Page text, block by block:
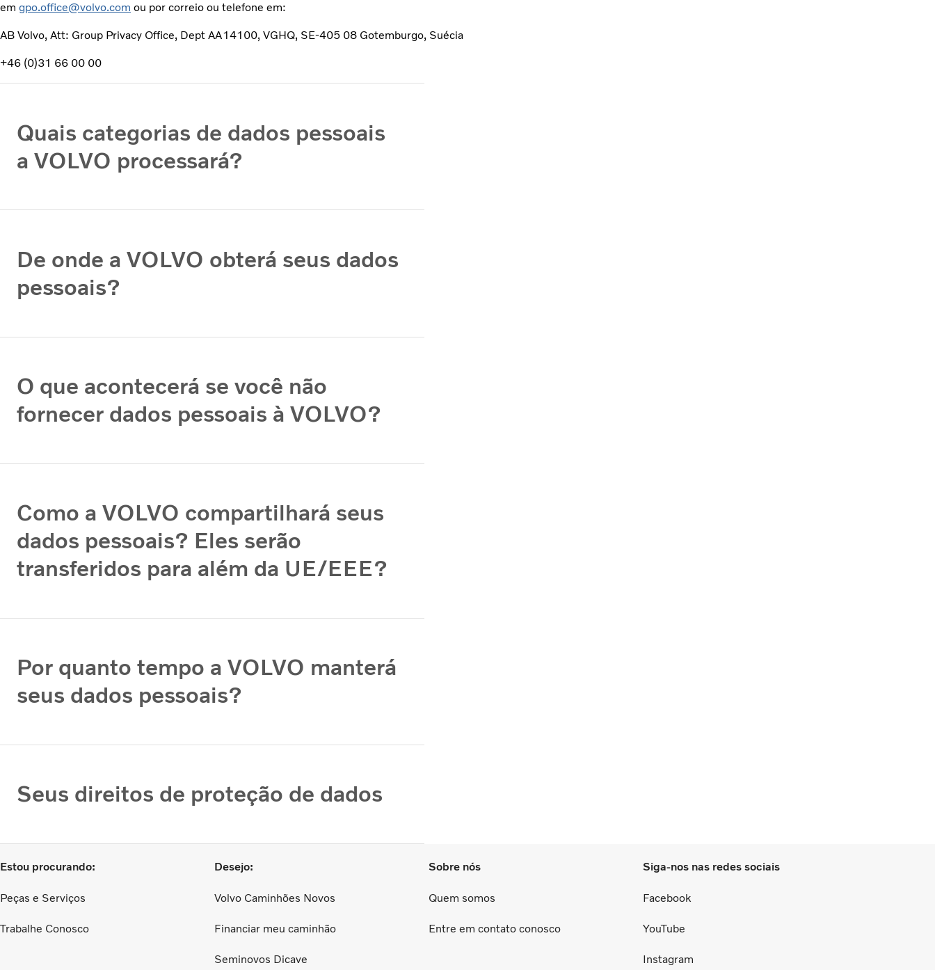
em gpo.office@volvo.com ou por correio ou telefone em:
AB Volvo, Att: Group Privacy Office, Dept AA14100, VGHQ, SE-405 08 Gotemburgo, Suécia
+46 (0)31 66 00 00
Quais categorias de dados pessoais
a VOLVO processará?
De onde a VOLVO obterá seus dados
pessoais?
O que acontecerá se você não
fornecer dados pessoais à VOLVO?
Como a VOLVO compartilhará seus
dados pessoais? Eles serão
transferidos para além da UE/EEE?
Por quanto tempo a VOLVO manterá
seus dados pessoais?
Seus direitos de proteção de dados
Estou procurando:
Peças e Serviços
Trabalhe Conosco
Desejo:
Volvo Caminhões Novos
Financiar meu caminhão
Seminovos Dicave
Sobre nós
Quem somos
Entre em contato conosco
Siga-nos nas redes sociais
Facebook
YouTube
Instagram